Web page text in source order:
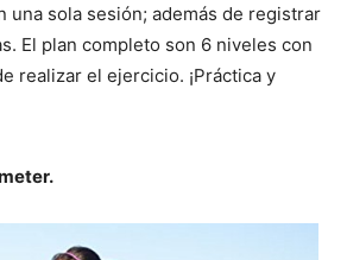
una sola sesión; además de registrar
El plan completo son 6 niveles con
realizar el ejercicio. ¡Práctica y